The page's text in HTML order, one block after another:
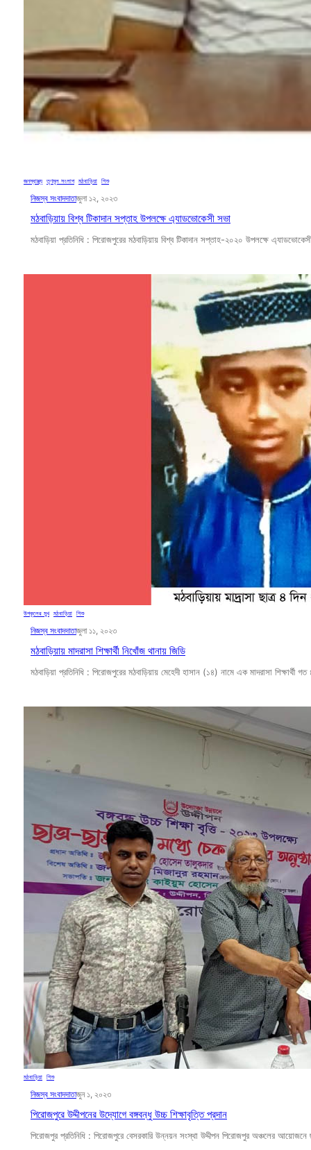
জনস্বাস্থ্য , তৃণমূল সংলাপ, মঠবাড়িয়া শিশু
নিজস্ব সংবাদদাতাজুলা ১২, ২০২৩
মঠবাড়িয়ায় বিশ্ব টিকাদান সপ্তাহ উপলক্ষে এ্যাডভোকেসী সভা
মঠবাড়িয়া প্রতিনিধি : পিরোজপুরের মঠবাড়িয়ায় বিশ্ব টিকাদান সপ্তাহ-২০২০ উপলক্ষে
উপকূলের মুখ মঠবাড়িয়া শিশু
নিজস্ব সংবাদদাতাজুলা ১১, ২০২৩
মঠবাড়িয়ায় মাদরাসা শিক্ষার্থী নিখোঁজ থানায় জিডি
মঠবাড়িয়া প্রতিনিধি : পিরোজপুরের মঠবাড়িয়ায় মেহেদী হাসান (১৪) নামে এক মাদরাসা শিক্ষার্থী
মঠবাড়িয়া শিশু
নিজস্ব সংবাদদাতাজুন ১, ২০২৩
পিরোজপুরে উদ্দীপনের উদ্যোগে বঙ্গবন্ধু উচ্চ শিক্ষাবৃত্তি প্রদান
পিরোজপুর প্রতিনিধি : পিরোজপুরে বেসরকারি উন্নয়ন সংস্থা উদ্দীপন পিরোজপুর অঞ্চলের